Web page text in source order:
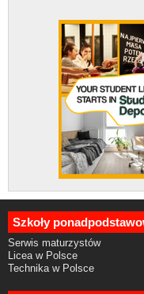
Szkoły
Serwis maturzystów
Licea w Polsce
Technika w Polsce